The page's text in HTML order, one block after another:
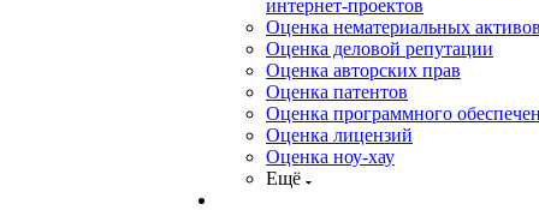
интернет-проектов
Оценка нематериальных активов
Оценка деловой репутации
Оценка авторских прав
Оценка патентов
Оценка программного
Оценка лицензий
Оценка ноу-хау
Ещё